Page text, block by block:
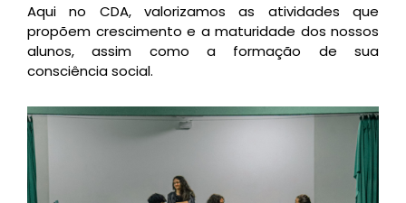
Aqui no CDA, valorizamos as atividades que
propõem crescimento e a maturidade dos nossos
alunos, assim como a formação de sua
consciência social.